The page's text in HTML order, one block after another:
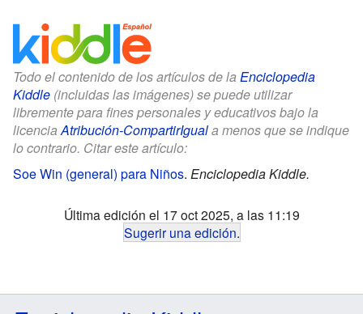
Todo el contenido de los artículos de la Enciclopedia
Kiddle (incluidas las imágenes) se puede utilizar
libremente para fines personales y educativos bajo la
licenciaAtribución-CompartirIguala menos que se indique
lo contrario. Citar este artículo:
Soe Win (general) para Niños. Enciclopedia Kiddle.
Última edición el 17 oct 2025, a las 11:19
Sugerir una edición.